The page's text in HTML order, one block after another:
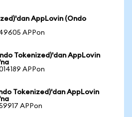
AppLovin (Ondo
APPon
Tokenized)'dan AppLovin
APPon
Tokenized)'dan AppLovin
APPon